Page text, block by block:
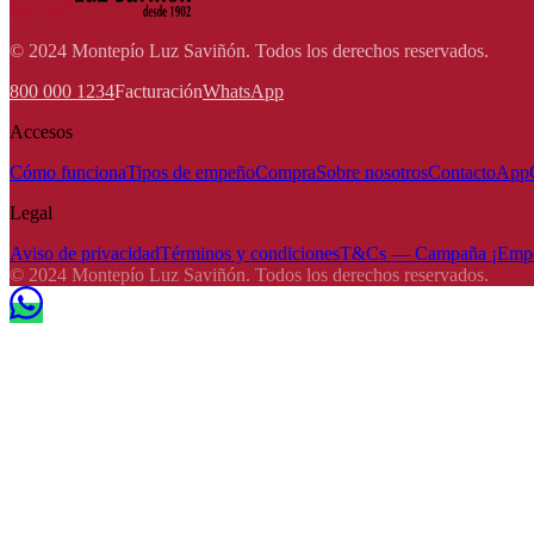
© 2024 Montepío Luz Saviñón. Todos los derechos reservados.
800 000 1234FacturaciónWhatsApp
Accesos
Cómo funcionaTipos de empeñoCompraSobre nosotrosContactoApp
Legal
Aviso de privacidadTérminos y condicionesT&Cs — Campaña
© 2024 Montepío Luz Saviñón. Todos los derechos reservados.